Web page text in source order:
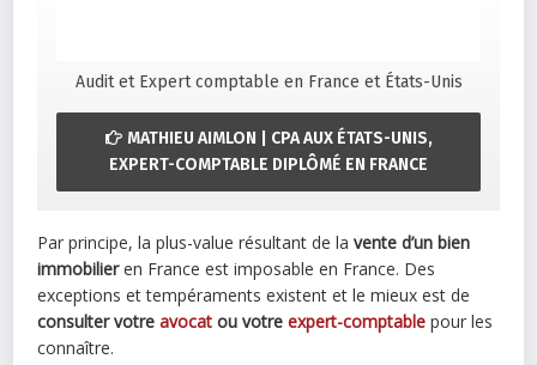
Audit et Expert comptable en France et États-Unis
MATHIEU AIMLON | CPA AUX ÉTATS-UNIS,
EXPERT-COMPTABLE DIPLÔMÉ EN FRANCE
Par principe, la plus-value résultant de lavente d’un bien
immobilieren France est imposable en France. Des
exceptions et tempéraments existent et le mieux est de
consulter votreavocat ou votreexpert-comptable pour les
connaître.